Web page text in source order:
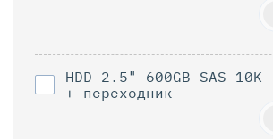
HDD 2.5" 600GB SAS 10K
+ переходник